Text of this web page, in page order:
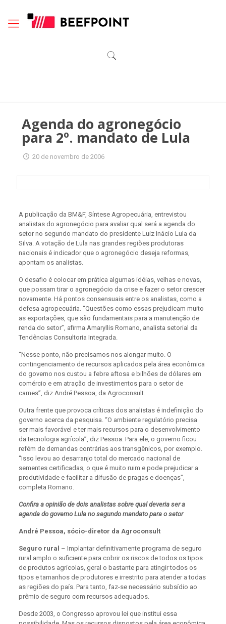
Agenda do agronegócio
para 2º. mandato de Lula
20 de novembro de 2006
A publicação da BM&F, Síntese Agropecuária, entrevistou
analistas do agronegócio para avaliar qual será a agenda do
setor no segundo mandato do presidente Luiz Inácio Lula da
Silva. A votação de Lula nas grandes regiões produtoras
nacionais é indicador que o agronegócio deseja reformas,
apontam os analistas.
O desafio é colocar em prática algumas idéias, velhas e novas,
que possam tirar o agronegócio da crise e fazer o setor crescer
novamente. Há pontos consensuais entre os analistas, como a
defesa agropecuária. “Questões como essas prejudicam muito
as exportações, que são fundamentais para a manutenção de
renda do setor”, afirma Amaryllis Romano, analista setorial da
Tendências Consultoria Integrada.
“Nesse ponto, não precisamos nos alongar muito. O
contingenciamento de recursos aplicados pela área econômica
do governo nos custou a febre aftosa e bilhões de dólares em
comércio e em atração de investimentos para o setor de
carnes”, diz André Pessoa, da Agroconsult.
Outra frente que provoca críticas dos analistas é indefinição do
governo acerca da pesquisa. “O ambiente regulatório precisa
ser mais favorável e ter mais recursos para o desenvolvimento
da tecnologia agrícola”, diz Pessoa. Para ele, o governo ficou
refém de demandas contrárias aos transgênicos, por exemplo.
“Isso levou ao desarranjo total do mercado nacional de
sementes certificadas, o que é muito ruim e pode prejudicar a
produtividade e facilitar a difusão de pragas e doenças”,
completa Romano.
Confira a opinião de dois analistas sobre qual deveria ser a
agenda do governo Lula no segundo mandato para o setor
André Pessoa, sócio-diretor da Agroconsult
Seguro rural – Implantar definitivamente programa de seguro
rural amplo o suficiente para cobrir os riscos de todos os tipos
de produtos agrícolas, geral o bastante para atingir todos os
tipos e tamanhos de produtores e irrestrito para atender a todas
as regiões do país. Para tanto, faz-se necessário subsídio ao
prêmio de seguro com recursos adequados.
Desde 2003, o Congresso aprovou lei que institui essa